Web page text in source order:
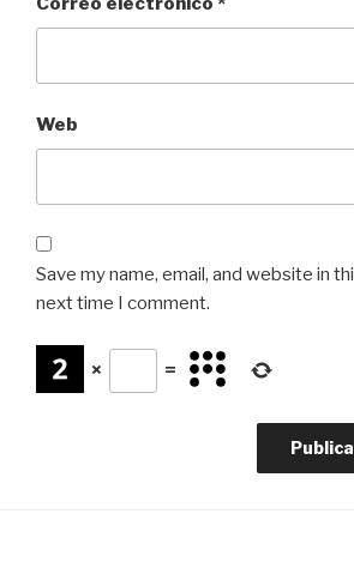
Web
Save my name, email, and website in
next time I comment.
× =